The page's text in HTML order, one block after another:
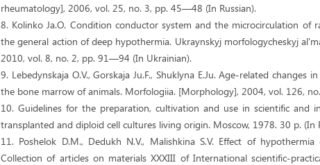
rheumatology], 2006, vol. 25, no. 3, pp. 45—48 (In Russian).
8. Kolinko Ja.O. Condition conductor system and the microcirculation of
the general action of deep hypothermia. Ukraynskyj morfologycheskyj
2010, vol. 8, no. 2, pp. 91—94 (In Ukrainian).
9. Lebedynskaja O.V., Gorskaja Ju.F., Shuklyna E.Ju. Age-related
the bone marrow of animals. Morfologiia. [Morphology], 2004, vol. 126,
10. Guidelines for the preparation, cultivation and use in scientific and
transplanted and diploid cell cultures living origin. Moscow, 1978. 30 p. (In
11. Poshelok D.M., Dedukh N.V., Malishkina S.V. Effect of
Collection of articles on materials XXXIII of International scientific-